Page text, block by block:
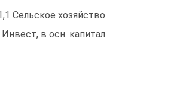
Сельское хозяйство
в осн. капитал